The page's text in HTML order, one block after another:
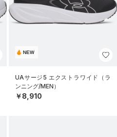
NEW
UAサージ5 エクストラワイド（ラ
ンニング/MEN）
￥8,910